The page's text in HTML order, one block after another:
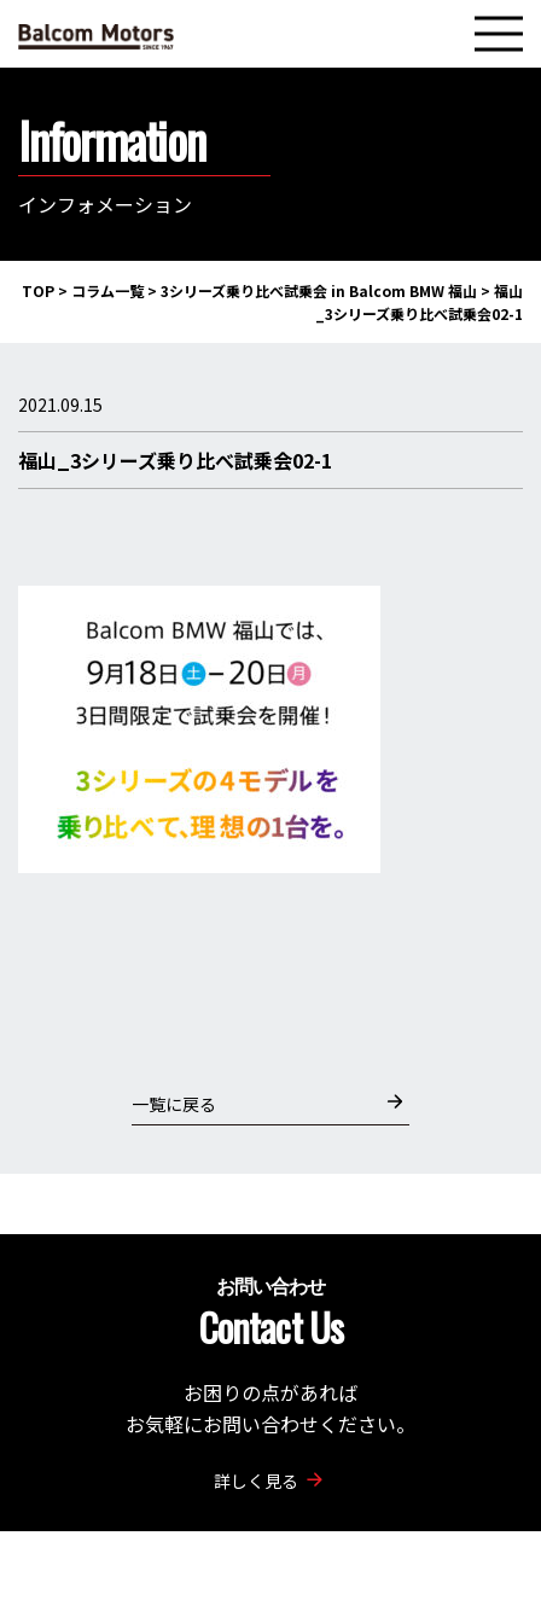
Information
インフォメーション
TOP > コラム一覧> 3シリーズ乗り比べ試乗会 in Balcom BMW 福山 > 福山
_3シリーズ乗り比べ試乗会02-1
2021.09.15
福山_3シリーズ乗り比べ試乗会02-1
一覧に戻る
お問い合わせ
Contact Us
お困りの点があれば
お気軽にお問い合わせください。
詳しく見る